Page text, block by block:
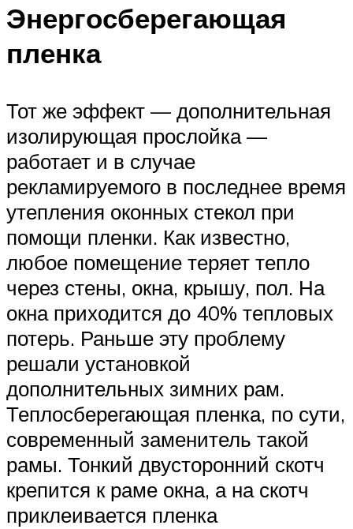
Энергосберегающая
пленка
Тот же эффект — дополнительная
изолирующая прослойка —
работает и в случае
рекламируемого в последнее время
утепления оконных стекол при
помощи пленки. Как известно,
любое помещение теряет тепло
через стены, окна, крышу, пол. На
окна приходится до 40% тепловых
потерь. Раньше эту проблему
решали установкой
дополнительных зимних рам.
Теплосберегающая пленка, по сути,
современный заменитель такой
рамы. Тонкий двусторонний скотч
крепится к раме окна, а на скотч
приклеивается пленка